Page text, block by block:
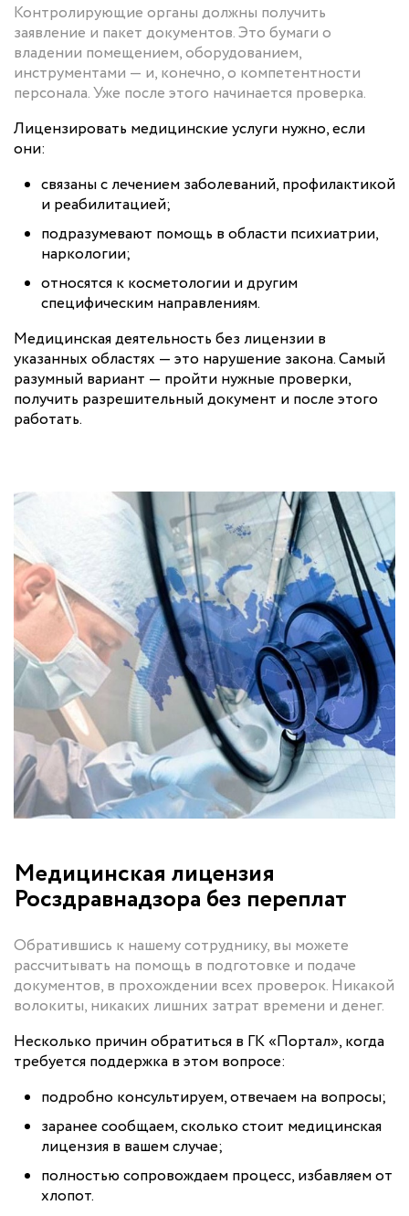
Контролирующие органы должны получить
заявление и пакет документов. Это бумаги о
владении помещением, оборудованием,
инструментами — и, конечно, о компетентности
персонала. Уже после этого начинается проверка.
Лицензировать медицинские услуги нужно, если
они:
связаны с лечением заболеваний, профилактикой
и реабилитацией;
подразумевают помощь в области психиатрии,
наркологии;
относятся к косметологии и другим
специфическим направлениям.
Медицинская деятельность без лицензии в
указанных областях — это нарушение закона. Самый
разумный вариант — пройти нужные проверки,
получить разрешительный документ и после этого
работать.
Медицинская лицензия
Росздравнадзора без переплат
Обратившись к нашему сотруднику, вы можете
рассчитывать на помощь в подготовке и подаче
документов, в прохождении всех проверок. Никакой
волокиты, никаких лишних затрат времени и денег.
Несколько причин обратиться в ГК «Портал», когда
требуется поддержка в этом вопросе:
подробно консультируем, отвечаем на вопросы;
заранее сообщаем, сколько стоит медицинская
лицензия в вашем случае;
полностью сопровождаем процесс, избавляем от
хлопот.